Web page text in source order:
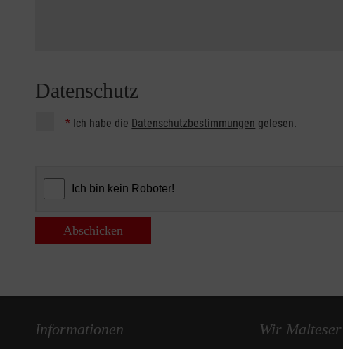
Datenschutz
* Ich habe die Datenschutzbestimmungen gelesen.
Abschicken
Informationen Wir Malteser